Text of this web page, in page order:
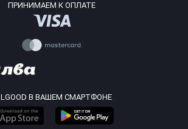
ПРИНИМАЕМ К ОПЛАТЕ
В ВАШЕМ СМАРТФОНЕ